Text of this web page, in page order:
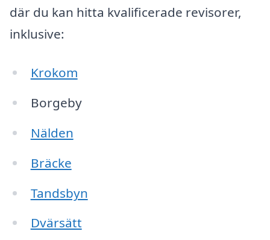
där du kan hitta kvalificerade revisorer,
inklusive:
Krokom
Borgeby
Nälden
Bräcke
Tandsbyn
Dvärsätt